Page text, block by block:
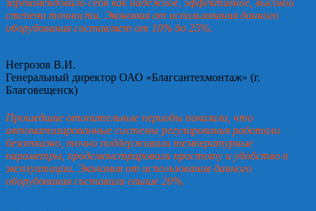
зарекомендовало себя как надежное, эффективное, высокой
степени точности. Экономия от использования данного
оборудования составляет от 10% до 25%.
Негрозов В.И.
Генеральный директор ОАО «Благсантехмонтаж» (г.
Благовещенск)
Прошедшие отопительные периоды показали, что
автоматизированные системы регулирования работали
безотказно, точно поддерживали температурные
параметры, продемонстрировали простоту и удобство в
эксплуатации. Экономия от использования данного
оборудования составила свыше 20%.